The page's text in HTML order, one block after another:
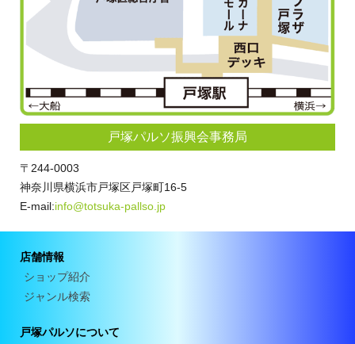
戸塚パルソ振興会事務局
〒244-0003
神奈川県横浜市戸塚区戸塚町16-5
E-mail:info@totsuka-pallso.jp
店舗情報
ショップ紹介
ジャンル検索
戸塚パルソについて